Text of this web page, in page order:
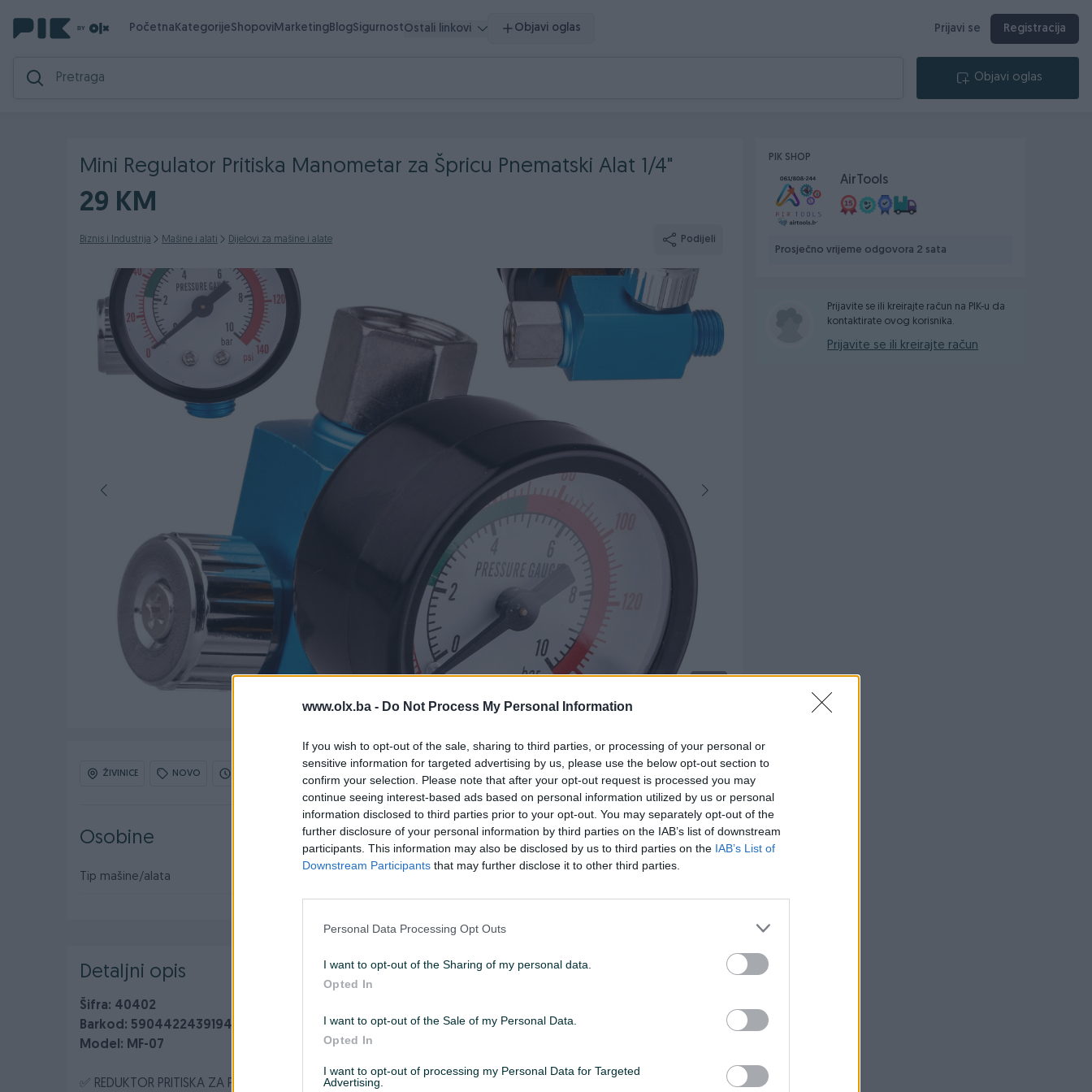
www.olx.ba - Do Not Process My Personal Information
If you wish to opt-out of the sale, sharing to third parties, or processing of your personal or
sensitive information for targeted advertising by us, please use the below opt-out section to
confirm your selection. Please note that after your opt-out request is processed you may
continue seeing interest-based ads based on personal information utilized by us or personal
information disclosed to third parties prior to your opt-out. You may separately opt-out of the
further disclosure of your personal information by third parties on the IAB’s list of downstream
participants. This information may also be disclosed by us to third parties on the IAB’s List of
Downstream Participants that may further disclose it to other third parties.
Personal Data Processing Opt Outs
I want to opt-out of the Sharing of my personal data.
Opted In
I want to opt-out of the Sale of my Personal Data.
Opted In
I want to opt-out of processing my Personal Data for Targeted
Advertising.
PočetnaKategorijeShopoviMarketingBlogSigurnostOstali linkovi Objavi oglas Prijavi se Registracija
Objavi oglas
Mini Regulator Pritiska Manometar za Špricu Pnematski Alat 1/4"
29 KM
Biznis i Industrija Mašine i alati Dijelovi za mašine i alate Podijeli
ŽIVINICE NOVO
Osobine
Tip mašine/alata
Detaljni opis
Šifra: 40402
Barkod: 5904422439194
Model: MF-07
✅ REDUKTOR PRITISKA ZA PIŠTOLJ ZA LAKIRANJE
PIK SHOP
AirTools
Prosječno vrijeme odgovora 2 sata
Prijavite se ili kreirajte račun na PIK-u da
kontaktirate ovog korisnika.
Prijavite se ili kreirajte račun